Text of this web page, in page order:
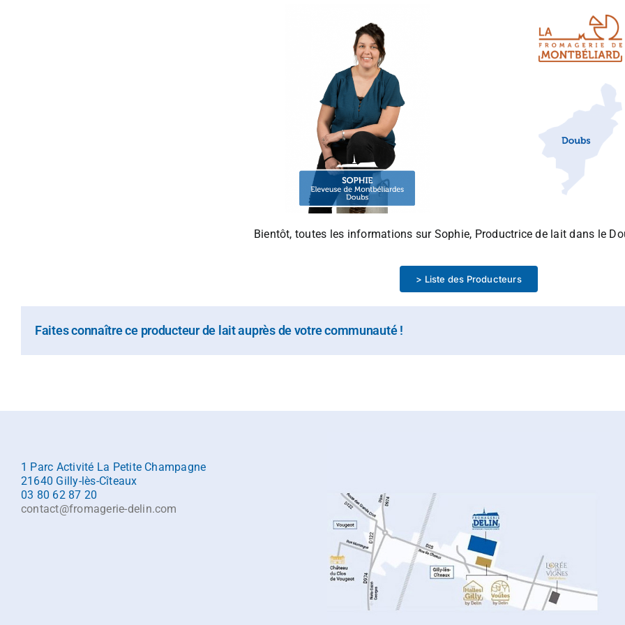
Bientôt, toutes les informations sur Sophie, Productrice de lait dans le
> Liste des Producteurs
Faites connaître ce producteur de lait auprès de votre communauté !
1 Parc Activité La Petite Champagne
21640 Gilly-lès-Cîteaux
03 80 62 87 20
contact@fromagerie-delin.com